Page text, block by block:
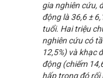
gia nghiên cứu,
động là 36,6 ±
tuổi. Hai triệu
nghiên cứu có
12,5%) và khạc
động (chiếm
hấp trong đó rối